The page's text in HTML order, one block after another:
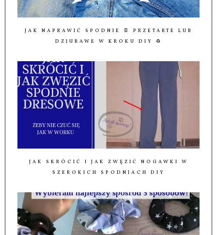
JAK NAPRAWIĆ SPODNIE 👖 PRZETARTE LUB
DZIURAWE W KROKU DIY ♻️
JAK SKRÓCIĆ I JAK ZWĘZIĆ NOGAWKI W
SZEROKICH SPODNIACH DIY